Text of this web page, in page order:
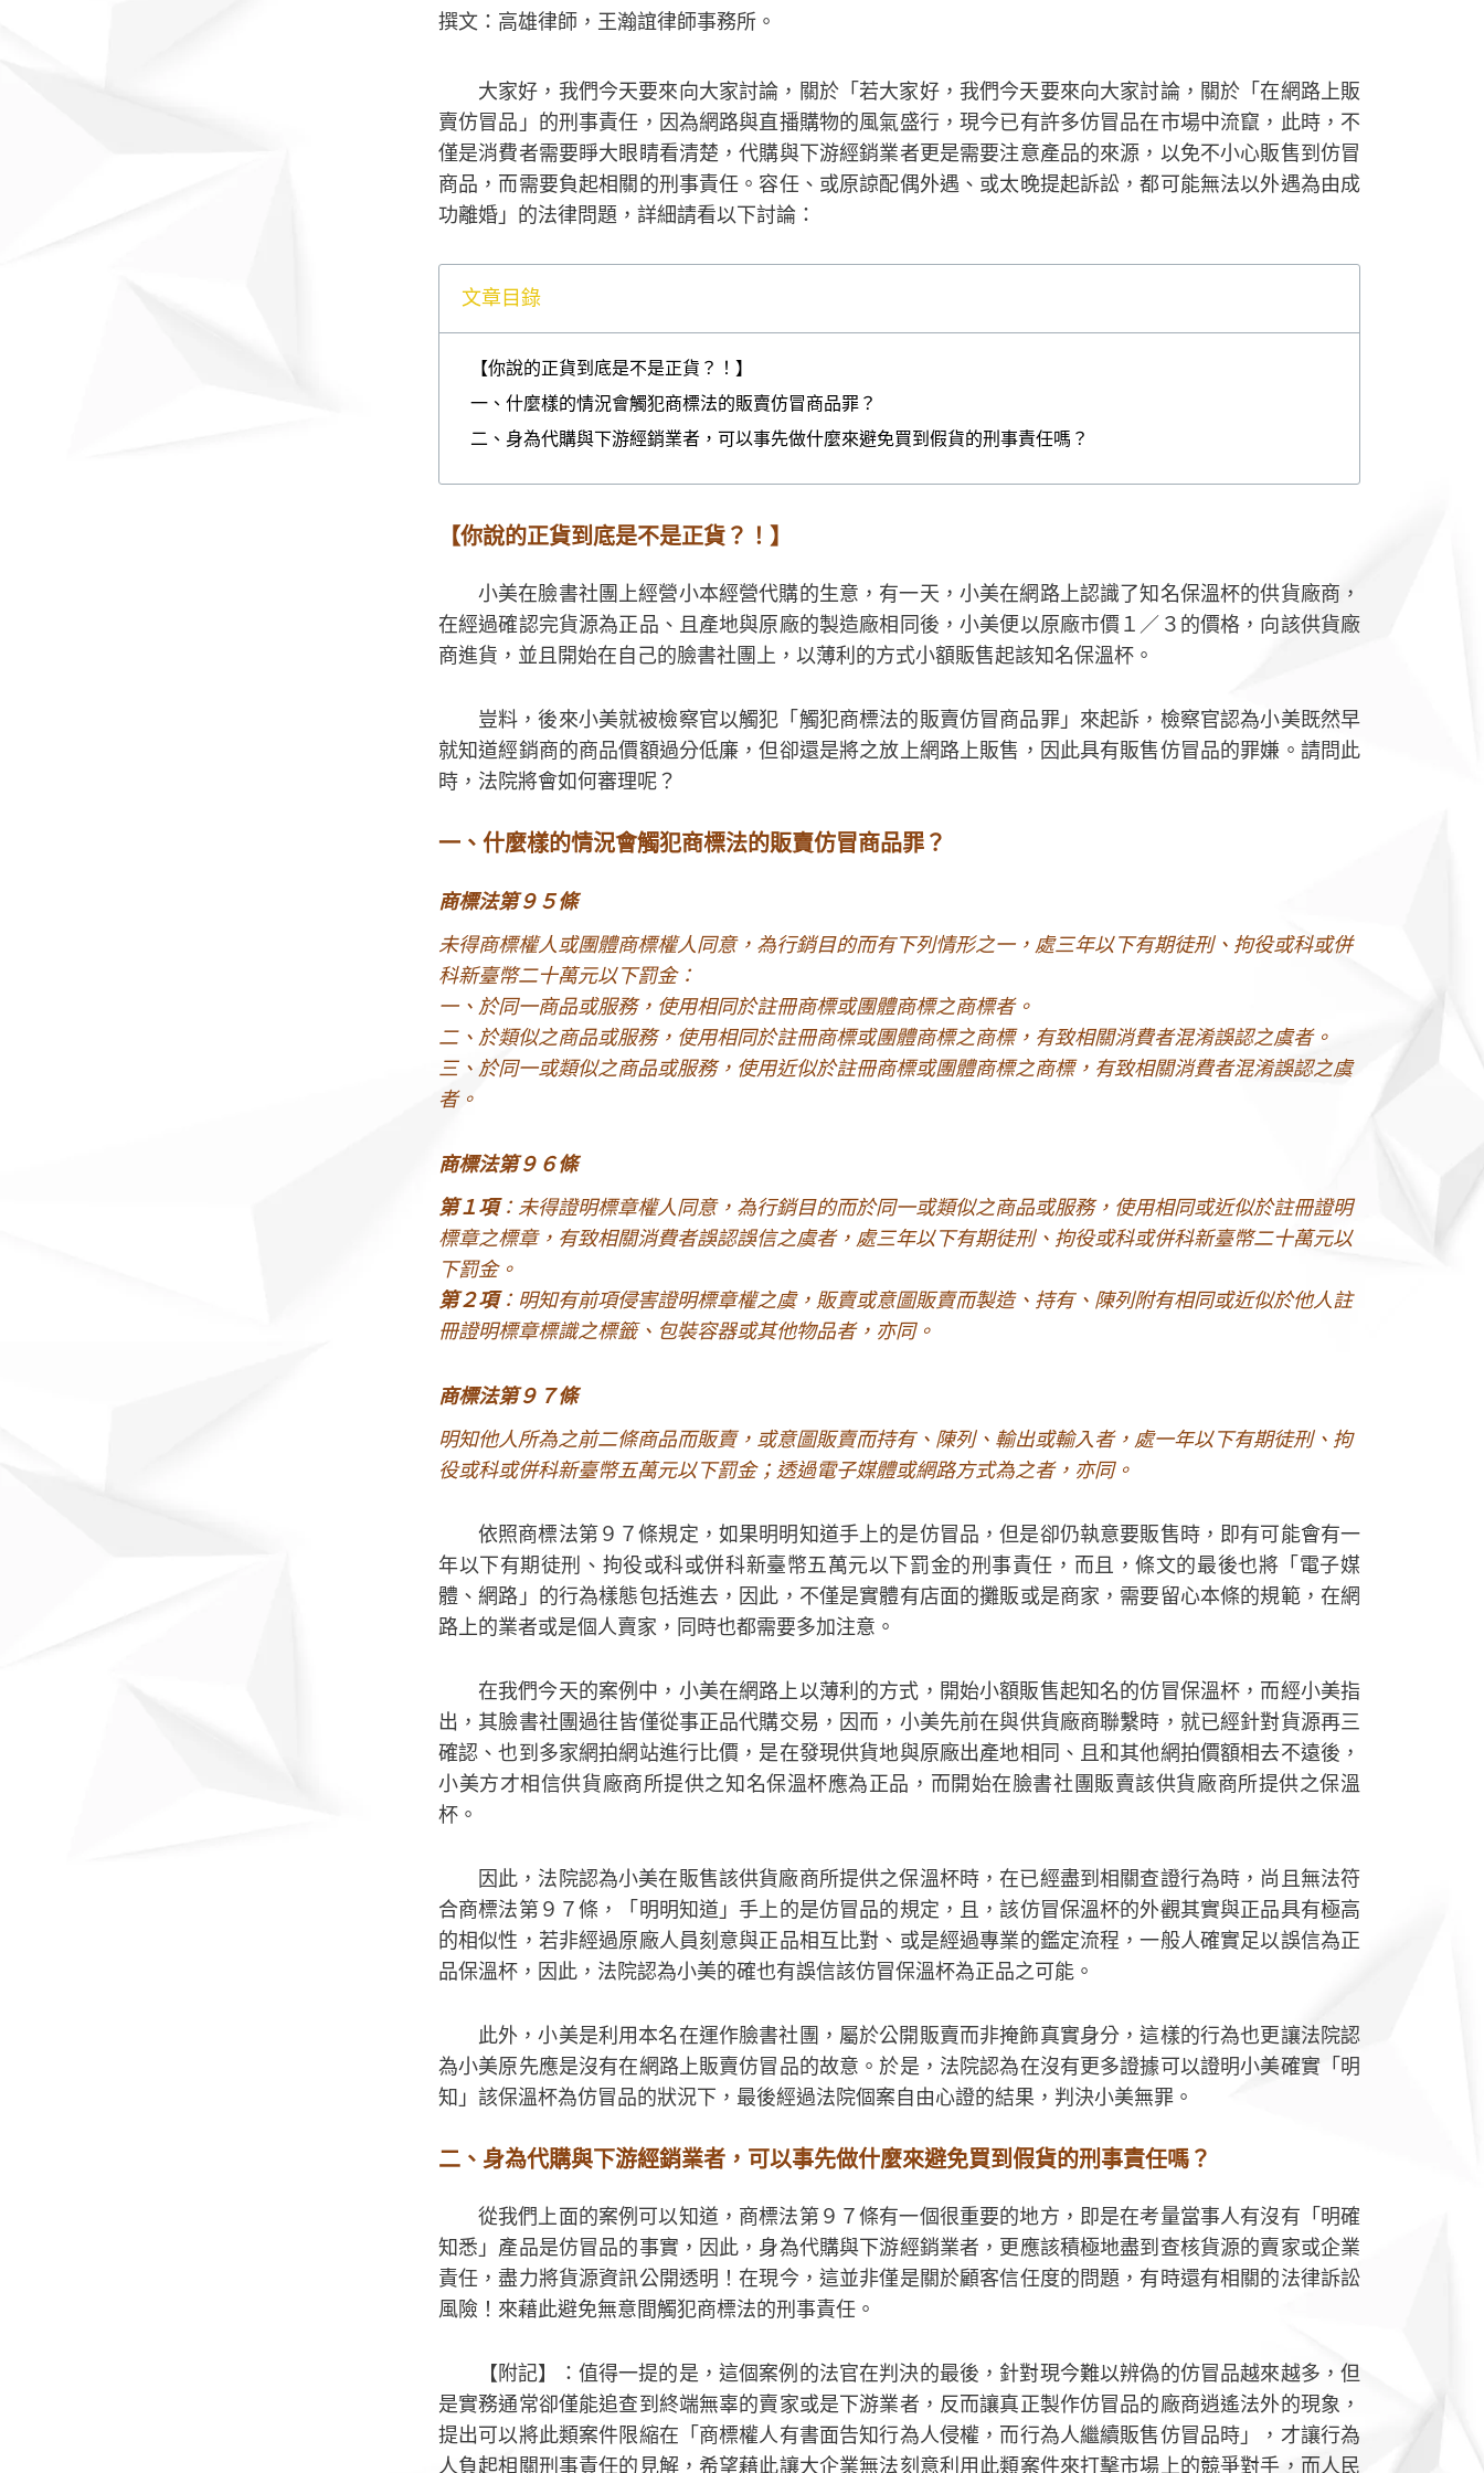
撰文：高雄律師，王瀚誼律師事務所。
大家好，我們今天要來向大家討論，關於「若大家好，我們今天要來向大家討論，關於「在網路上販
賣仿冒品」的刑事責任，因為網路與直播購物的風氣盛行，現今已有許多仿冒品在市場中流竄，此時，不
僅是消費者需要睜大眼睛看清楚，代購與下游經銷業者更是需要注意產品的來源，以免不小心販售到仿冒
商品，而需要負起相關的刑事責任。容任、或原諒配偶外遇、或太晚提起訴訟，都可能無法以外遇為由成
功離婚」的法律問題，詳細請看以下討論：
文章目錄
【你說的正貨到底是不是正貨？！】
一、什麼樣的情況會觸犯商標法的販賣仿冒商品罪？
二、身為代購與下游經銷業者，可以事先做什麼來避免買到假貨的刑事責任嗎？
【你說的正貨到底是不是正貨？！】
小美在臉書社團上經營小本經營代購的生意，有一天，小美在網路上認識了知名保溫杯的供貨廠商，
在經過確認完貨源為正品、且產地與原廠的製造廠相同後，小美便以原廠市價１／３的價格，向該供貨廠
商進貨，並且開始在自己的臉書社團上，以薄利的方式小額販售起該知名保溫杯。
豈料，後來小美就被檢察官以觸犯「觸犯商標法的販賣仿冒商品罪」來起訴，檢察官認為小美既然早
就知道經銷商的商品價額過分低廉，但卻還是將之放上網路上販售，因此具有販售仿冒品的罪嫌。請問此
時，法院將會如何審理呢？
一、什麼樣的情況會觸犯商標法的販賣仿冒商品罪？
商標法第９５條
未得商標權人或團體商標權人同意，為行銷目的而有下列情形之一，處三年以下有期徒刑、拘役或科或併
科新臺幣二十萬元以下罰金：
一、於同一商品或服務，使用相同於註冊商標或團體商標之商標者。
二、於類似之商品或服務，使用相同於註冊商標或團體商標之商標，有致相關消費者混淆誤認之虞者。
三、於同一或類似之商品或服務，使用近似於註冊商標或團體商標之商標，有致相關消費者混淆誤認之虞
者。
商標法第９６條
第１項：未得證明標章權人同意，為行銷目的而於同一或類似之商品或服務，使用相同或近似於註冊證明
標章之標章，有致相關消費者誤認誤信之虞者，處三年以下有期徒刑、拘役或科或併科新臺幣二十萬元以
下罰金。
第２項：明知有前項侵害證明標章權之虞，販賣或意圖販賣而製造、持有、陳列附有相同或近似於他人註
冊證明標章標識之標籤、包裝容器或其他物品者，亦同。
商標法第９７條
明知他人所為之前二條商品而販賣，或意圖販賣而持有、陳列、輸出或輸入者，處一年以下有期徒刑、拘
役或科或併科新臺幣五萬元以下罰金；透過電子媒體或網路方式為之者，亦同。
依照商標法第９７條規定，如果明明知道手上的是仿冒品，但是卻仍執意要販售時，即有可能會有一
年以下有期徒刑、拘役或科或併科新臺幣五萬元以下罰金的刑事責任，而且，條文的最後也將「電子媒
體、網路」的行為樣態包括進去，因此，不僅是實體有店面的攤販或是商家，需要留心本條的規範，在網
路上的業者或是個人賣家，同時也都需要多加注意。
在我們今天的案例中，小美在網路上以薄利的方式，開始小額販售起知名的仿冒保溫杯，而經小美指
出，其臉書社團過往皆僅從事正品代購交易，因而，小美先前在與供貨廠商聯繫時，就已經針對貨源再三
確認、也到多家網拍網站進行比價，是在發現供貨地與原廠出產地相同、且和其他網拍價額相去不遠後，
小美方才相信供貨廠商所提供之知名保溫杯應為正品，而開始在臉書社團販賣該供貨廠商所提供之保溫
杯。
因此，法院認為小美在販售該供貨廠商所提供之保溫杯時，在已經盡到相關查證行為時，尚且無法符
合商標法第９７條，「明明知道」手上的是仿冒品的規定，且，該仿冒保溫杯的外觀其實與正品具有極高
的相似性，若非經過原廠人員刻意與正品相互比對、或是經過專業的鑑定流程，一般人確實足以誤信為正
品保溫杯，因此，法院認為小美的確也有誤信該仿冒保溫杯為正品之可能。
此外，小美是利用本名在運作臉書社團，屬於公開販賣而非掩飾真實身分，這樣的行為也更讓法院認
為小美原先應是沒有在網路上販賣仿冒品的故意。於是，法院認為在沒有更多證據可以證明小美確實「明
知」該保溫杯為仿冒品的狀況下，最後經過法院個案自由心證的結果，判決小美無罪。
二、身為代購與下游經銷業者，可以事先做什麼來避免買到假貨的刑事責任嗎？
從我們上面的案例可以知道，商標法第９７條有一個很重要的地方，即是在考量當事人有沒有「明確
知悉」產品是仿冒品的事實，因此，身為代購與下游經銷業者，更應該積極地盡到查核貨源的賣家或企業
責任，盡力將貨源資訊公開透明！在現今，這並非僅是關於顧客信任度的問題，有時還有相關的法律訴訟
風險！來藉此避免無意間觸犯商標法的刑事責任。
【附記】：值得一提的是，這個案例的法官在判決的最後，針對現今難以辨偽的仿冒品越來越多，但
是實務通常卻僅能追查到終端無辜的賣家或是下游業者，反而讓真正製作仿冒品的廠商逍遙法外的現象，
提出可以將此類案件限縮在「商標權人有書面告知行為人侵權，而行為人繼續販售仿冒品時」，才讓行為
人負起相關刑事責任的見解，希望藉此讓大企業無法刻意利用此類案件來打擊市場上的競爭對手，而人民